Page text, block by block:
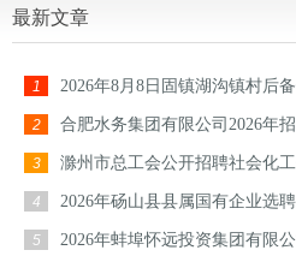
最新文章
1 2026年8月8日固镇湖沟镇村后
2 合肥水务集团有限公司2026年
3 滁州市总工会公开招聘社会化
4 2026年砀山县县属国有企业选
5 2026年蚌埠怀远投资集团有限